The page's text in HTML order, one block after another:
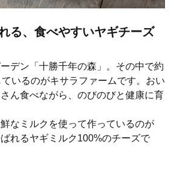
る、食べやすいヤギチーズ
デン「十勝千年の森」。その中で約
いるのがキサラファームです。おい
ん食べながら、のびのびと健康に育
なミルクを使って作っているのが
ばれるヤギミルク100%のチーズで